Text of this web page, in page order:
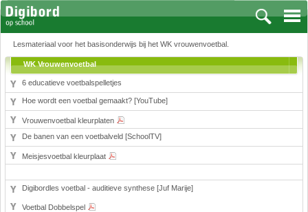
Vakken
Aardrijkskunde
Biologie
Engels
Geschiedenis
Handvaardigheid en Tekenen
Lesmateriaal voor het basisonderwijs bij het WK vrouwenvoetbal.
WK Vrouwenvoetbal
6 educatieve voetbalspelletjes
Hoe wordt een voetbal gemaakt? [YouTube]
Vrouwenvoetbal kleurplaten
De banen van een voetbalveld [SchoolTV]
Meisjesvoetbal kleurplaat
Digibordles voetbal - auditieve synthese [Juf Marije]
Voetbal Dobbelspel